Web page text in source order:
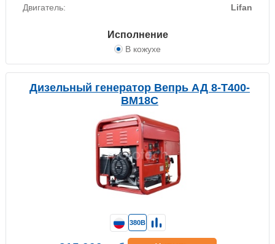
Двигатель:
Lifan
Исполнение
В кожухе
Дизельный генератор Вепрь АД 8-T400-
BM18C
380В